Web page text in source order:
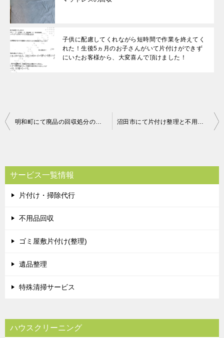
子供に配慮してくれながら短時間で作業を終えてく
れた！生後5ヵ月のお子さんがいて片付けができず
にいたお客様から、大変喜んで頂けました！
投
ビ
ゲ
ー
シ
明和町にて廃品の回収処分のご依頼 お客様の声 沼田市にて片付け整理と不用品の処分のご依頼 お客様の声
サービス一覧情報
片付け・掃除代行
不用品回収
ゴミ屋敷片付け(整理)
遺品整理
特殊清掃サービス
ハウスクリーニング